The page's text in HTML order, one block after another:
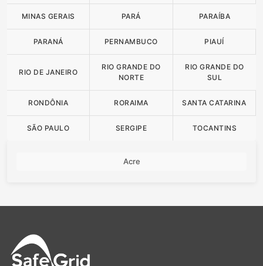
MINAS GERAIS PARÁ PARAÍBA
PARANÁ PERNAMBUCO PIAUÍ
RIO DE JANEIRO
RIO GRANDE DO
NORTE
RIO GRANDE DO
SUL
RONDÔNIA RORAIMA SANTA CATARINA
SÃO PAULO SERGIPE TOCANTINS
Acre